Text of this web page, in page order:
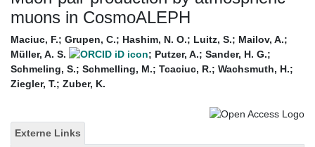
muons in CosmoALEPH
Maciuc, F.; Grupen, C.; Hashim, N. O.; Luitz, S.; Mailov, A.;
Müller, A. S.
; Putzer, A.; Sander, H. G.;
Schmeling, S.; Schmelling, M.; Tcaciuc, R.; Wachsmuth, H.;
Ziegler, T.; Zuber, K.
Externe Links